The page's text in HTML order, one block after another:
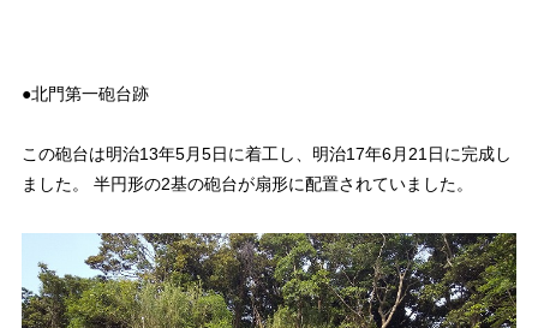
●北門第一砲台跡
この砲台は明治13年5月5日に着工し、明治17年6月21日に完成し
ました。 半円形の2基の砲台が扇形に配置されていました。